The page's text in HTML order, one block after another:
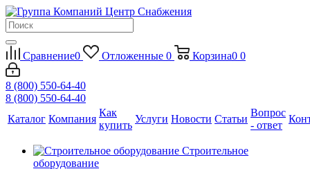
Сравнение0 Отложенные 0 Корзина0 0
8 (800) 550-64-40
8 (800) 550-64-40
Каталог Компания
Как
купить
Услуги Новости Статьи
Вопрос
- ответ
Строительное
оборудование